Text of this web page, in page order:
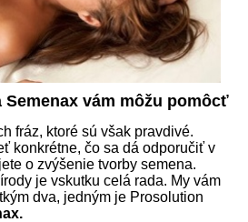
vám môžu pomôcť
fráz, ktoré sú však pravdivé.
konkrétne, čo sa dá odporučiť v
o zvýšenie tvorby semena.
je vskutku celá rada. My vám
dva, jedným je Prosolution